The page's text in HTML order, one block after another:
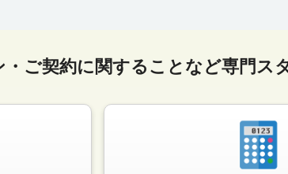
ご契約に関することなど専門ス